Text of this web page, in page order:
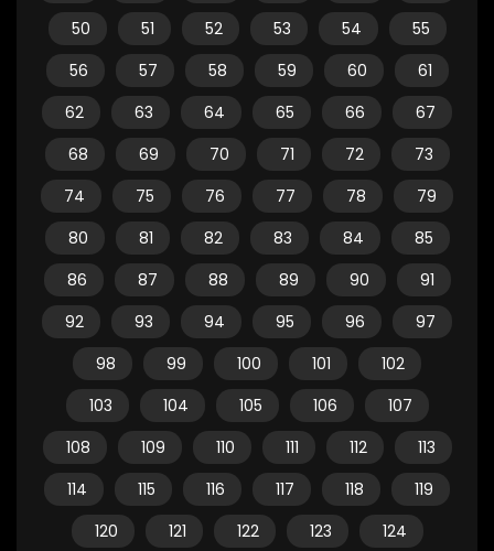
50
51 52 53 54
55
56
57 58 59 60
61
62
63 64 65 66
67
68
69 70 71 72
73
74
75 76 77 78
79
80
81 82 83 84
85
86
87 88 89 90
91
92
93 94 95 96
97
98
99 100 101
102
103
104 105 106
107
108
109 110 111 112
113
114
115 116 117 118
119
120
121 122 123
124